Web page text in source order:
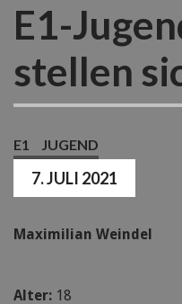
E1-
stellen
E1 JUGEND
7. JULI 2021
Maximilian Weindel
Alter: 18